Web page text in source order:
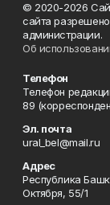
© 2020-2026
сайта
администрации.
Об
Телефон
Телефон
89
Эл. почта
ural_bel@mail.ru
Адрес
Республика
Октября, 55/1